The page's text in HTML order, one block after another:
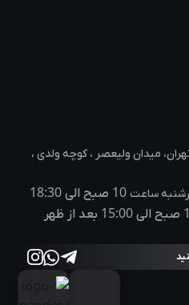
میدان ولیعصر ، کوچه ولدی ،
ساعت 10 صبح الی18:30
صبح الی15:00 بعد از ظهر